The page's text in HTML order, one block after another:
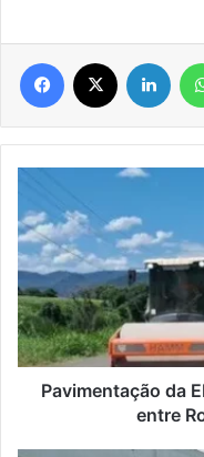
Facebook
ERS-
129
avança
e
chega
a
60%
entrePavimentação da
entre